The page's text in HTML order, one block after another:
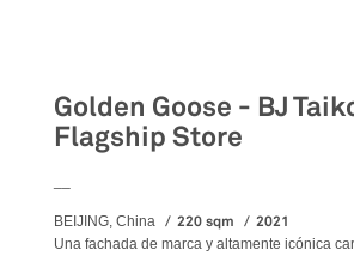
Golden Goose - BJ
Flagship Store
BEIJING, China 220 sqm 2021
Una fachada de marca y altamente icónica